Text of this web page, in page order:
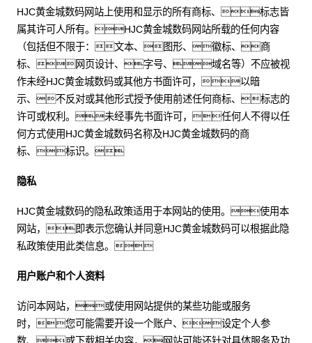
HJC黄金城数码网站上使用和显示的所有商标、标志皆
属其许可人所有。HJC黄金城数码网站所载的任何内容
（包括但不限于：文本、图形、徽标、商
标、网页设计、字号、域名等）不应被视
作未经HJC黄金城数码或其他方书面许可，以暗
示、不反对或其他形式授予使用前述任何商标、标志的
许可或权利。未经事先书面许可，任何人不得以任
何方式使用HJC黄金城数码名称及HJC黄金城数码的商
标、标识。
隐私
HJC黄金城数码的隐私政策适用于本网站的使用。使用本
网站，即表示您确认并同意HJC黄金城数码可以根据此隐
私政策使用此类信息。
用户账户和个人资料
访问本网站，或使用网站提供的某些功能或服务
时，您可能需要开设一个账户、设定个人参